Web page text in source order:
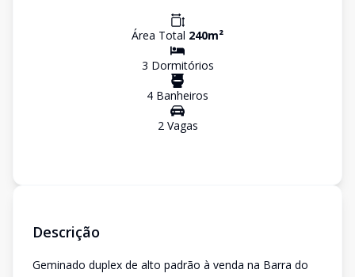
Área Total 240m²
3 Dormitórios
4 Banheiros
2Vagas
Descrição
Geminado duplex de alto padrão à venda na Barra do